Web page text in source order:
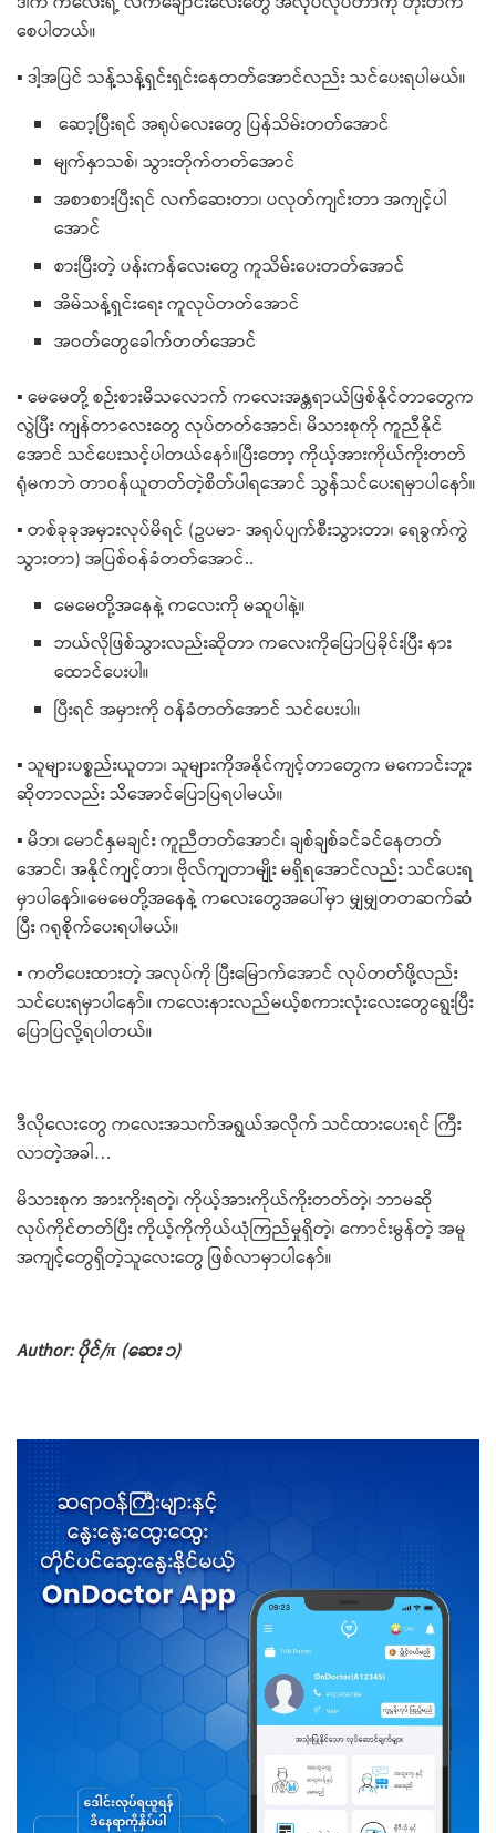
စေပါတယ်။
▪ ဒါ့အပြင် သန့်သန့်ရှင်းရှင်း​နေတတ်​အောင်လည်း သင်​ပေးရပါမယ်။
ဆော့ပြီးရင် အရုပ်​လေး​တွေ ပြန်သိမ်းတတ်​အောင်
မျက်နှာသစ်၊ သွားတိုက်တတ်​အောင်
အစာစားပြီးရင် လက်​ဆေးတာ၊ ပလုတ်ကျင်းတာ အကျင့်ပါ​
အောင်
စားပြီးတဲ့ ပန်းကန်​လေး​တွေ ကူသိမ်း​ပေးတတ်​အောင်
အိမ်သန့်ရှင်း​ရေး ကူလုပ်တတ်​အောင်
အဝတ်​​တွေ​ခေါက်တတ်​အောင်
▪​ မေ​မေတို့ စဉ်းစားမိသ​လောက် က​လေးအန္တရာယ်ဖြစ်နိုင်တာ​တွေက
လွဲပြီး ကျန်တာ​လေး​တွေ လုပ်တတ်​အောင်၊ မိသားစုကို ကူညီနိုင်​
အောင် သင်​ပေးသင့်ပါတယ်​နော်။ပြီး​တော့ ကိုယ့်အားကိုယ်ကိုးတတ်
ရုံမကဘဲ တာဝန်ယူတတ်တဲ့စိတ်ပါရ​အောင် သွန်သင်​ပေးရမှာပါ​နော်။
▪ တစ်ခုခုအမှားလုပ်မိရင် (​ဥပမာ- အရုပ်ပျက်စီးသွားတာ၊ ​ရေခွက်ကွဲ
သွားတာ) အပြစ်ဝန်ခံတတ်​အောင်..
မေ​မေတို့အ​နေနဲ့ က​လေးကို မဆူပါနဲ့။
ဘယ်လိုဖြစ်သွားလည်းဆိုတာ က​လေးကို​ပြောပြခိုင်းပြီး နား​
ထောင်​ပေးပါ။
ပြီးရင် အမှားကို ဝန်ခံတတ်​အောင် သင်​ပေးပါ။
▪ သူများပစ္စည်းယူတာ၊ သူများကိုအနိုင်ကျင့်တာ​တွေက မ​ကောင်းဘူး
ဆိုတာလည်း သိ​အောင်​ပြောပြရပါမယ်။
▪ မိဘ၊ ​မောင်နှမချင်း ကူညီတတ်အောင်၊ ချစ်ချစ်ခင်ခင်​နေတတ်​
အောင်၊ အနိုင်ကျင့်တာ၊ ဗိုလ်ကျတာမျိုး မရှိရ​အောင်​လည်း သင်​ပေးရ
မှာပါ​နော်။မေ​​မေတို့အ​နေနဲ့ က​လေး​တွေအ​ပေါ်မှာ မျှမျှတတဆက်ဆံ
ပြီး ဂရုစိုက်​ပေးရပါမယ်​။
▪ ကတိ​ပေးထားတဲ့ အလုပ်ကို ပြီး​မြောက်​အောင် လုပ်တတ်ဖို့လည်း
သင်​ပေးရမှာပါ​နော်။ က​လေးနားလည်မယ့်စကားလုံး​လေး​တွေ​ရွေးပြီး ​
ပြောပြလို့ရပါတယ်။
ဒီလို​လေး​တွေ က​လေးအသက်အရွယ်အလိုက် သင်​ထား​ပေးရင် ကြီး
လာတဲ့အခါ…
မိသားစုက အားကိုးရတဲ့၊ ကိုယ့်အားကိုယ်ကိုးတတ်တဲ့၊ ဘာမဆို
လုပ်ကိုင်တတ်ပြီး ကိုယ့်ကိုကိုယ်ယုံကြည်မှုရှိတဲ့၊ ​ကောင်းမွန်တဲ့ အမူ
အကျင့်​တွေရှိတဲ့သူ​လေး​တွေ ဖြစ်လာမှာပါ​​နော်။
Author: ပိုင်/π (​ဆေး ၁)